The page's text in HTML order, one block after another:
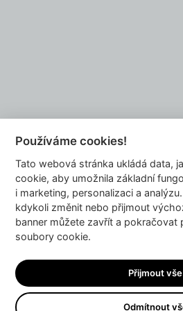
info@dyzajnmarket.com
Mujmarket s.r.o.
Buzulucká 569/10
160 00 Praha 6
DIČ CZ04980913
Používáme cookies!
Tato webová stránka ukládá data,
cookie, aby umožnila základní
i marketing, personalizaci a
kdykoli změnit nebo přijmout
banner můžete zavřít a pokračovat
soubory cookie.
Přijmout vše
Odmítnout